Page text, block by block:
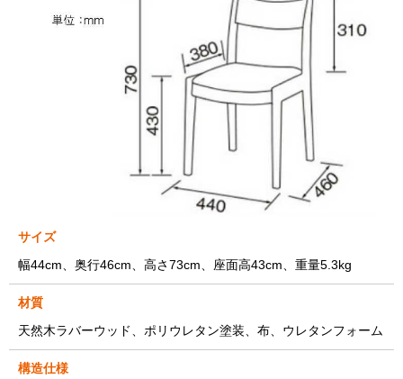
サイズ
幅44cm、奥行46cm、高さ73cm、座面高43cm、重量5.3kg
材質
天然木ラバーウッド、ポリウレタン塗装、布、ウレタンフォーム
構造仕様